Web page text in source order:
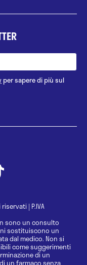
per sapere di più sul
riservati| P.IVA
sono un consulto
sostituiscono un
dal medico. Non si
come suggerimenti
di un
un farmaco senza